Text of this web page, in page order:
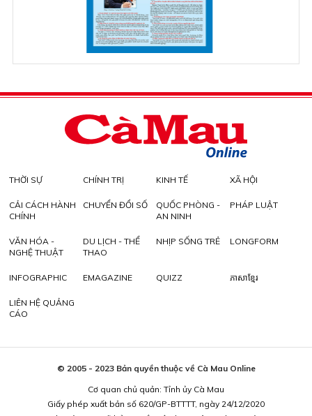
THỜI SỰ CHÍNH TRỊ KINH TẾ XÃ HỘI
CẢI CÁCH HÀNH
CHÍNH
CHUYỂN ĐỔI SỐ
QUỐC PHÒNG -
AN NINH
PHÁP LUẬT
VĂN HÓA -
NGHỆ THUẬT
DU LỊCH - THỂ
THAO
NHỊP SỐNG TRẺ LONGFORM
INFOGRAPHIC EMAGAZINE QUIZZ ភាសាខ្មែរ
LIÊN HỆ QUẢNG
CÁO
© 2005 - 2023 Bản quyền thuộc về Cà Mau Online
Cơ quan chủ quản: Tỉnh ủy Cà Mau
Giấy phép xuất bản số 620/GP-BTTTT, ngày 24/12/2020